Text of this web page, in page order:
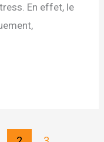
En effet, le